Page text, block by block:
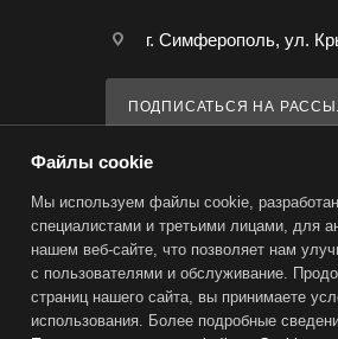
г. Симферополь, ул.
ПОДПИСАТЬСЯ НА
2026 © TorWin – интернет-
Файлы cookie
Мы используем файлы cookie,
специалистами и третьими лицами, для
нашем веб-сайте, что позволяет нам
с пользователями и обслуживание.
страниц нашего сайта, вы принимаете
использования. Более подробные